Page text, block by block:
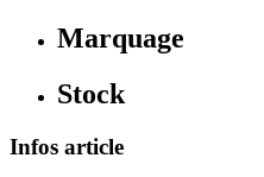
Marquage
Stock
Infos article